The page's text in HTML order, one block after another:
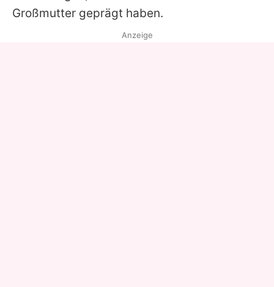
Großmutter geprägt haben.
Anzeige